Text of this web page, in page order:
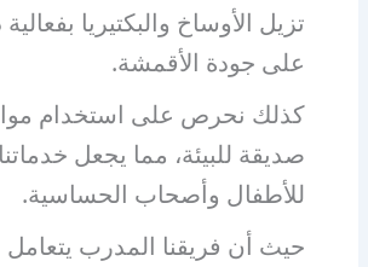
تزيل الأوساخ والبكتيريا بفعالية
على جودة الأقمشة.
كذلك نحرص على استخدام
صديقة للبيئة، مما يجعل
للأطفال وأصحاب الحساسية.
حيث أن فريقنا المدرب